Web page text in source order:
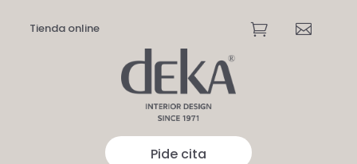
Tienda online  
Pide cita